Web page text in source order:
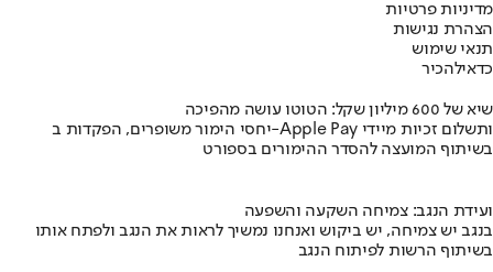
מדיניות פרטיות
הצהרת נגישות
תנאי שימוש
כדאילהכיר
שיא של 600 מיליון שקל: הטוטו עושה מהפיכה
יחסי הימור משופרים, הפקדות ב-Apple Pay ותשלום זכיות מיידי
בשיתוף המועצה להסדר ההימורים בספורט
ועידת הנגב: צמיחה השקעה והשפעה
בנגב יש צמיחה, יש ביקוש ואנחנו נמשיך לראות את הנגב ולפתח אותו
בשיתוף הרשות לפיתוח הנגב